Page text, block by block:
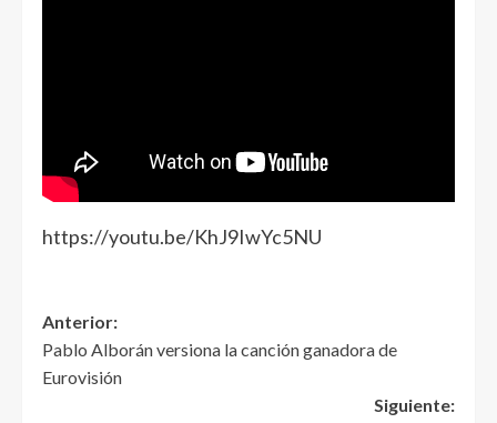
https://youtu.be/KhJ9IwYc5NU
Anterior:
Pablo Alborán versiona la canción ganadora de
Eurovisión
Siguiente: